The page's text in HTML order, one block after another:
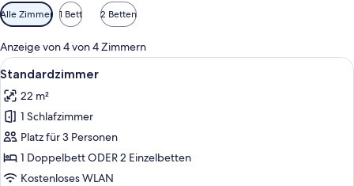
Verfügbare
Filter
für
Zimmer
Alle Zimmer 1 Bett 2 Betten
Anzeige von 4 von 4 Zimmern
Alle
Fotos
für
Standardzimmer
anzeigen
Ein Hotelzimmer mit einem großen
8
Standardzimmer
22 m²
1 Schlafzimmer
Platz für 3 Personen
1 Doppelbett ODER 2 Einzelbetten
Kostenloses WLAN